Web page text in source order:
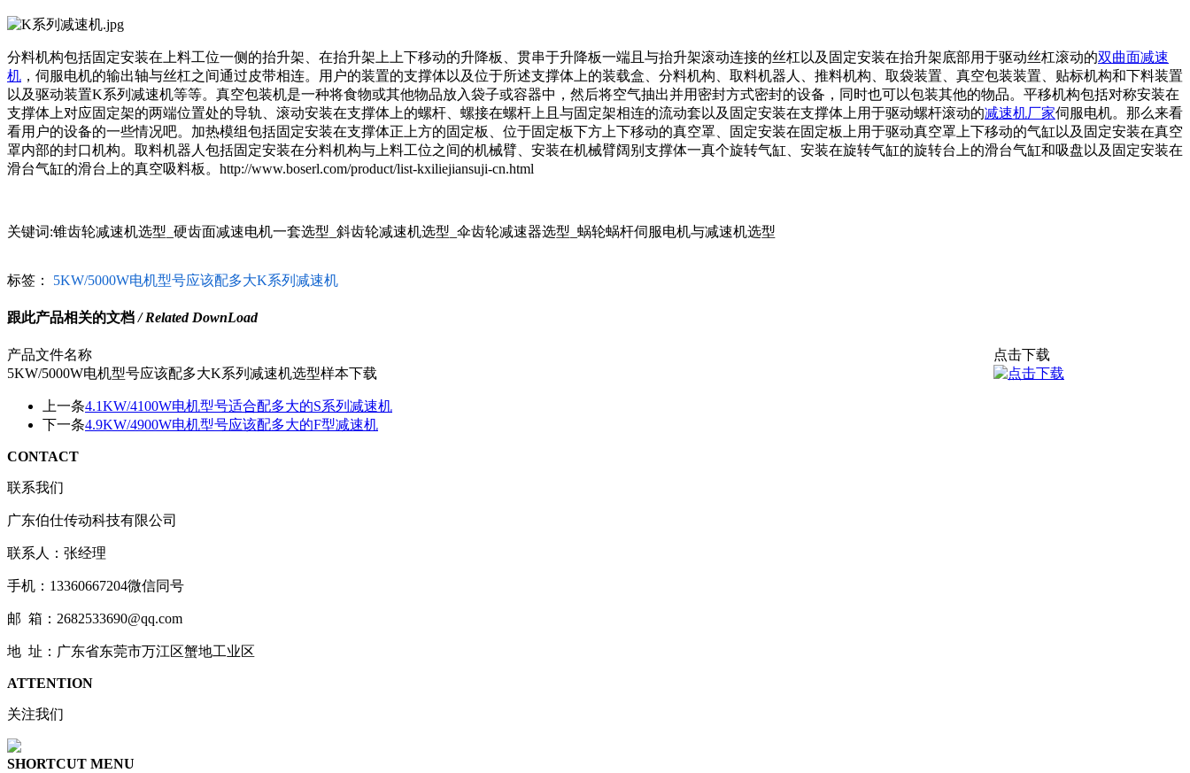
分料机构包括固定安装在上料工位一侧的抬升架、在抬升架上上下移动的升降板、贯串于升降板一端且与抬升架滚动连接的丝杠以及固定安装在抬升架底部用于驱动丝杠滚动的双曲面减速
机 ，伺服电机的输出轴与丝杠之间通过皮带相连。用户的装置的支撑体以及位于所述支撑体上的装载盒、分料机构、取料机器人、推料机构、取袋装置、真空包装装置、贴标机构和下料装置
以及驱动装置K系列减速机等等。真空包装机是一种将食物或其他物品放入袋子或容器中，然后将空气抽出并用密封方式密封的设备，同时也可以包装其他的物品。平移机构包括对称安装在
支撑体上对应固定架的两端位置处的导轨、滚动安装在支撑体上的螺杆、螺接在螺杆上且与固定架相连的流动套以及固定安装在支撑体上用于驱动螺杆滚动的减速机厂家伺服电机。那么来看
看用户的设备的一些情况吧。加热模组包括固定安装在支撑体正上方的固定板、位于固定板下方上下移动的真空罩、固定安装在固定板上用于驱动真空罩上下移动的气缸以及固定安装在真空
罩内部的封口机构。取料机器人包括固定安装在分料机构与上料工位之间的机械臂、安装在机械臂阔别支撑体一真个旋转气缸、安装在旋转气缸的旋转台上的滑台气缸和吸盘以及固定安装在
滑台气缸的滑台上的真空吸料板。http://www.boserl.com/product/list-kxiliejiansuji-cn.html
关键词:锥齿轮减速机选型_硬齿面减速电机一套选型_斜齿轮减速机选型_伞齿轮减速器选型_蜗轮蜗杆伺服电机与减速机选型
标签： 5KW/5000W电机型号应该配多大K系列减速机
跟此产品相关的文档/ Related DownLoad
产品文件名称
点击下载
5KW/5000W电机型号应该配多大K系列减速机选型样本下载
上一条4.1KW/4100W电机型号适合配多大的S系列减速机
下一条4.9KW/4900W电机型号应该配多大的F型减速机
CONTACT
联系我们
广东伯仕传动科技有限公司
联系人：张经理
手机：13360667204微信同号
邮 箱：2682533690@qq.com
地 址：广东省东莞市万江区蟹地工业区
ATTENTION
关注我们
SHORTCUT MENU